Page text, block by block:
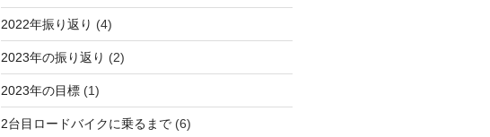
2022年振り返り (4)
2023年の振り返り (2)
2023年の目標(1)
2台目ロードバイクに乗るまで(6)